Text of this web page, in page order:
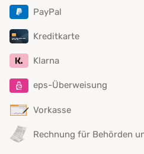
PayPal
Kreditkarte
Klarna
eps-Überweisung
Vorkasse
Rechnung für Behörden